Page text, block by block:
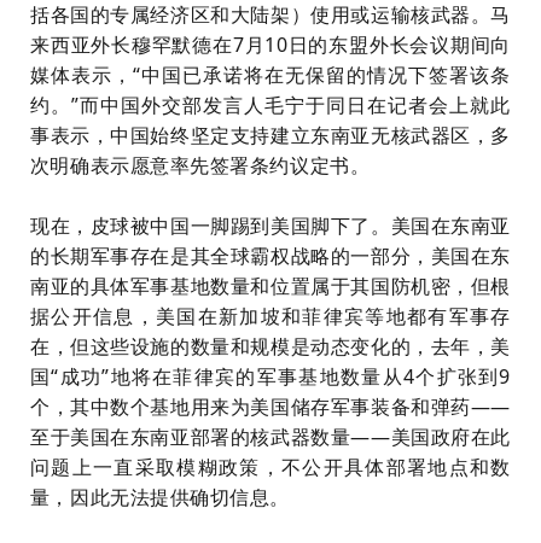
括各国的专属经济区和大陆架）使用或运输核武器。马
来西亚外长穆罕默德在7月10日的东盟外长会议期间向
媒体表示，“中国已承诺将在无保留的情况下签署该条
约。”而中国外交部发言人毛宁于同日在记者会上就此
事表示，中国始终坚定支持建立东南亚无核武器区，多
次明确表示愿意率先签署条约议定书。
现在，皮球被中国一脚踢到美国脚下了。美国在东南亚
的长期军事存在是其全球霸权战略的一部分，美国在东
南亚的具体军事基地数量和位置属于其国防机密，但根
据公开信息，美国在新加坡和菲律宾等地都有军事存
在，但这些设施的数量和规模是动态变化的，去年，美
国“成功”地将在菲律宾的军事基地数量从4个扩张到9
个，其中数个基地用来为美国储存军事装备和弹药——
至于美国在东南亚部署的核武器数量——美国政府在此
问题上一直采取模糊政策，不公开具体部署地点和数
量，因此无法提供确切信息。